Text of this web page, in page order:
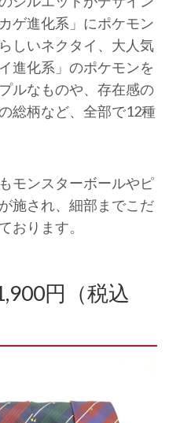
ゲ進化系」にポケモン
しいネクタイ、大人気
進化系」のポケモンを
ルなものや、存在感の
総柄など、全部で12種
モンスターボールやピ
施され、細部までこだ
おります。
円（税込